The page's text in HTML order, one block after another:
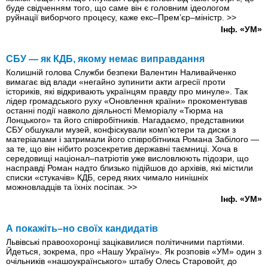
буде свідченням того, що саме він є головним ідеологом
руйнації виборчого процесу, каже екс–Прем’єр–міністр. >>
Інф. «УМ»
СБУ — як КДБ, якому немає виправдання
Колишній голова Служби безпеки Валентин Наливайченко
вимагає від влади «негайно зупинити акти агресії проти
істориків, які відкривають українцям правду про минуле». Так
лідер громадського руху «Оновлення країни» прокоментував
останні події навколо діяльності Меморіалу «Тюрма на
Лонцького» та його співробітників. Нагадаємо, представники
СБУ обшукали музей, конфіскували комп’ютери та диски з
матеріалами і затримали його співробітника Романа Забілого —
за те, що він нібито розсекретив державні таємниці. Хоча в
середовищі націонал–патріотів уже висловлюють підозри, що
насправді Роман надто близько підійшов до архівів, які містили
списки «стукачів» КДБ, серед яких чимало нинішніх
можновладців та їхніх посіпак. >>
Інф. «УМ»
А покажіть–но своїх кандидатів
Львівські правоохоронці зацікавилися політичними партіями.
Йдеться, зокрема, про «Нашу Україну». Як розповів «УМ» один з
очільників «нашоукраїнського» штабу Олесь Старовойт, до